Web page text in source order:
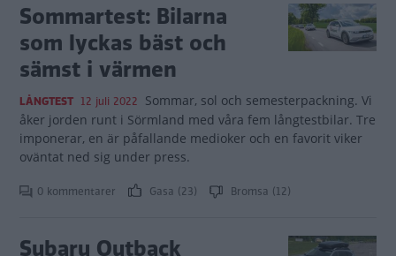
Sommartest: Bilarna
som lyckas bäst och
sämst i värmen
LÅNGTEST 12 juli 2022 Sommar, sol och semesterpackning. Vi
åker jorden runt i Sörmland med våra fem långtestbilar. Tre
imponerar, en är påfallande medioker och en favorit viker
oväntat ned sig under press.
0 kommentarer Gasa (23) Bromsa (12)
Subaru Outback